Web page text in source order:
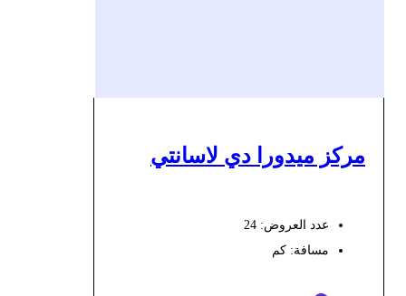
مركز ميدورا دي لاسانتي
عدد العروض: 24
مسافة:كم